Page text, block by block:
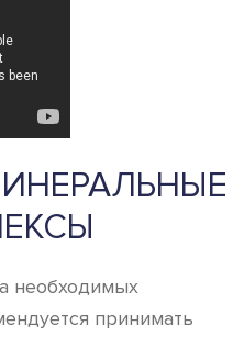
необходимых
принимать